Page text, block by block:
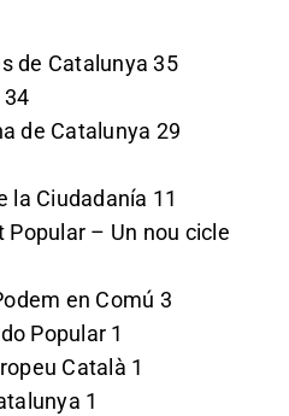
de Catalunya 35
de Catalunya 29
la Ciudadanía 11
Popular – Un nou cicle
en Comú 3
Popular 1
Català 1
1